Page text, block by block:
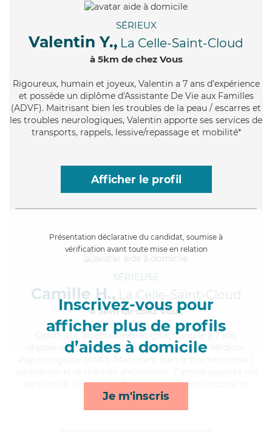
SÉRIEUX
Valentin Y., La Celle-Saint-Cloud
à 5km de chez Vous
Rigoureux, humain et joyeux, Valentin a 7 ans d'expérience
et possède un diplôme d'Assistante De Vie aux Familles
(ADVF). Maitrisant bien les troubles de la peau / escarres et
les troubles neurologiques, Valentin apporte ses services de
transports, rappels, lessive/repassage et mobilité*
Afficher le profil
Présentation déclarative du candidat, soumise à
vérification avant toute mise en relation
Inscrivez-vous pour
afficher plus de profils
d’aides à domicile
Je m'inscris
SÉRIEUSE
Camille H., La Celle-Saint-Cloud
à 5km de chez Vous
, attentionnée et gaie, Camille a 7 ans
d'expérience et possède un diplôme d'Aide Médico-
services de compagnie/loisirs, repas, lever/coucher et
rappels*